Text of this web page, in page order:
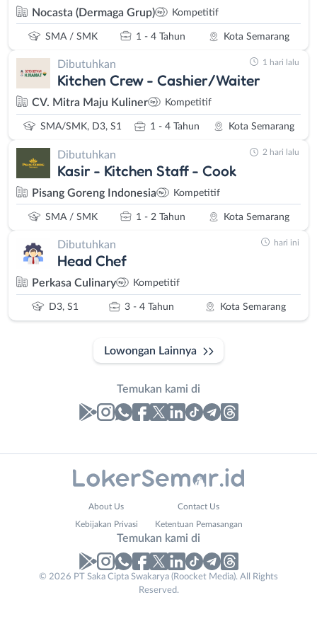
Nocasta (Dermaga Grup) Kompetitif
SMA / SMK 1 - 4 Tahun Kota Semarang
Dibutuhkan
Kitchen Crew - Cashier/Waiter
CV. Mitra Maju Kuliner Kompetitif
SMA/SMK, D3, S1 1 - 4 Tahun Kota Semarang
1 hari lalu
Dibutuhkan
Kasir - Kitchen Staff - Cook
Pisang Goreng Indonesia Kompetitif
SMA / SMK 1 - 2 Tahun Kota Semarang
2 hari lalu
Dibutuhkan
Head Chef
Perkasa Culinary Kompetitif
D3, S1 3 - 4 Tahun Kota Semarang
hari ini
Lowongan Lainnya
Temukan kami di
No. Telp /
About Us Contact Us
Kebijakan Privasi Ketentuan Pemasangan
Temukan kami di
© 2026 PT Saka Cipta Swakarya (Roocket Media). All Rights
Reserved.